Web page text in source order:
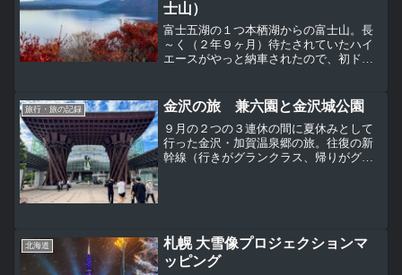
士山）
富士五湖の１つ本栖湖からの富士山。長
～く（２年９ヶ月）待たされていたハイ
エースがやっと納車されたので、初ドラ
キャンプのために頻繁に訪れていた本栖
湖を選んだ。
旅行・旅の記録 金沢の旅 兼六園と金沢城公園
９月の２つの３連休の間に夏休みとして
行った金沢・加賀温泉郷の旅。往復の新
幹線（行きがグランクラス、帰りがグリ
北海道
札幌 大雪像プロジェクションマ
ッピング